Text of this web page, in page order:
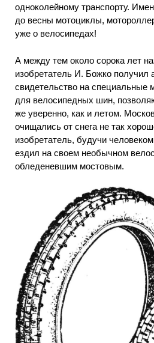
одноколейному транспорту.
до весны мотоциклы,
уже о велосипедах!
А между тем около сорока лет
изобретатель И. Божко получил
свидетельство на специальные
для велосипедных шин,
же уверенно, как и летом.
очищались от снега не так
изобретатель, будучи
ездил на своем необычном
обледеневшим мостовым.